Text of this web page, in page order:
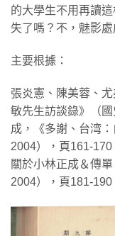
的大學生不用再讀
失了嗎？不，魅影
主要根據：
張炎憲、陳美蓉、
敏先生訪談錄》（
成，《多謝、台湾
2004），頁161-170
關於小林正成＆傳
2004），頁181-190